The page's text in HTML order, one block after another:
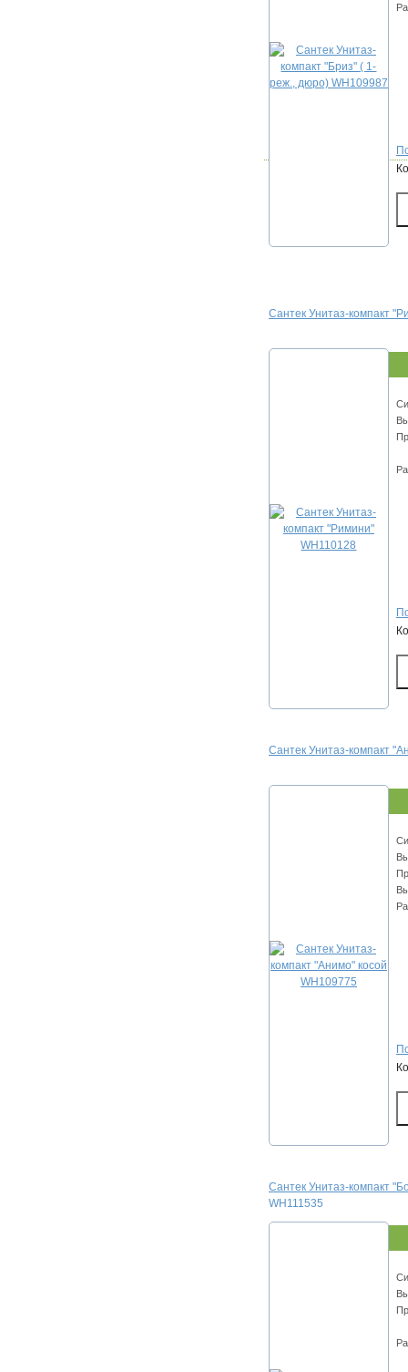
Сантек Унитаз-компакт
Сантек Унитаз-компакт
Сантек Унитаз-компакт
WH111535